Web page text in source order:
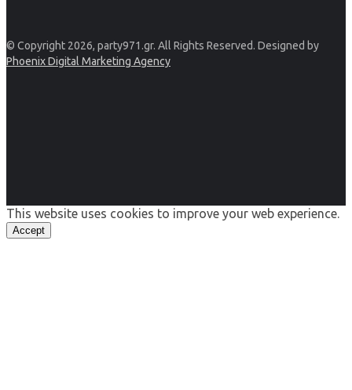
© Copyright 2026, party971.gr. All Rights Reserved. Designed by
Phoenix Digital Marketing Agency
This website uses cookies to improve your web experience.
Accept